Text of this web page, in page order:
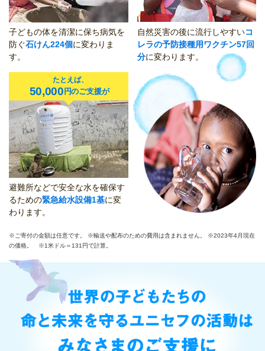
子どもの体を清潔に保ち病気を
防ぐ石けん224個に変わりま
す。
自然災害の後に流行しやすいコ
レラの予防接種用ワクチン57回
分に変わります。
たとえば、
50,000円のご支援が
避難所などで安全な水を確保す
るための緊急給水設備1基に変
わります。
※ご寄付の金額は任意です。 ※輸送や配布のための費用は含まれません。 ※2023年4月現在
の価格。 ※1米ドル＝131円で計算。